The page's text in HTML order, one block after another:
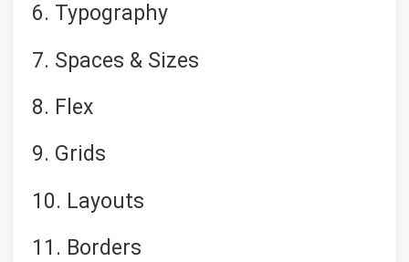
6. Typography
7. Spaces & Sizes
8. Flex
9. Grids
10. Layouts
11. Borders